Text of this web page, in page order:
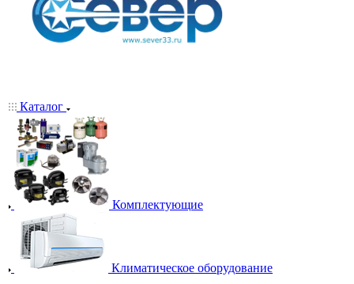
Каталог
Комплектующие
Климатическое оборудование